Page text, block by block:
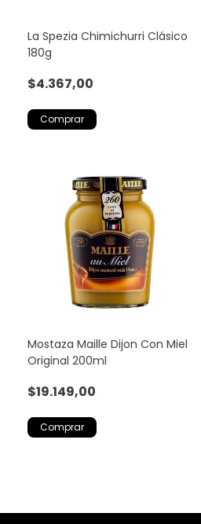
La Spezia Chimichurri Clásico
180g
$4.367,00
Mostaza Maille Dijon Con Miel
Original 200ml
$19.149,00